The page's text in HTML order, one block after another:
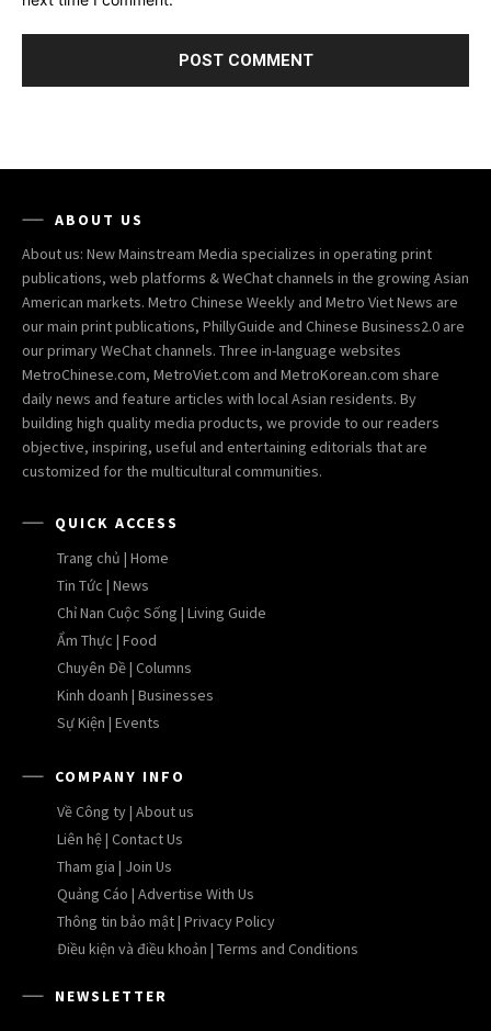
ABOUT US
About us: New Mainstream Media specializes in operating print
publications, web platforms & WeChat channels in the growing Asian
American markets. Metro Chinese Weekly and Metro Viet News are
our main print publications, PhillyGuide and Chinese Business2.0 are
our primary WeChat channels. Three in-language websites
MetroChinese.com, MetroViet.com and MetroKorean.com share
daily news and feature articles with local Asian residents. By
building high quality media products, we provide to our readers
objective, inspiring, useful and entertaining editorials that are
customized for the multicultural communities.
QUICK ACCESS
Trang chủ | Home
Tin Tức | News
Chỉ Nan Cuộc Sống | Living Guide
Ẩm Thực | Food
Chuyên Đề | Columns
Kinh doanh | Businesses
Sự Kiện | Events
COMPANY INFO
Về Công ty | About us
Liên hệ | Contact Us
Tham gia | Join Us
Quảng Cáo | Advertise With Us
Thông tin bảo mật | Privacy Policy
Điều kiện và điều khoản | Terms and Conditions
NEWSLETTER